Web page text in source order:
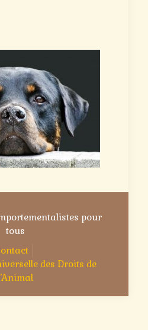
pour
tous
des Droits de